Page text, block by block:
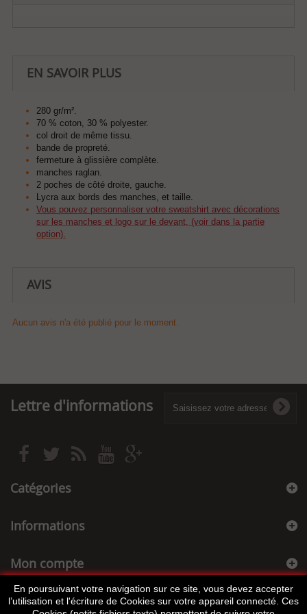
EN SAVOIR PLUS
280 gr/m².
70 % coton, 30 % polyester.
col droit de même tissu.
bande de propreté.
fermeture à glissière complète.
manches raglan.
2 poches de côté droite, gauche.
Lycra aux bords des manches, et taille.
Vous pouvez personnaliser votre sweatshirt avec décorations
sur les manches et logo sur le devant, (voir dans la partie
option).
AVIS
Aucun avis n'a été publié pour le moment.
Lettre d'informations
Catégories
Informations
Mon compte
Informations sur votre boutique
En poursuivant votre navigation sur ce site, vous devez accepter
l’utilisation et l'écriture de Cookies sur votre appareil connecté. Ces